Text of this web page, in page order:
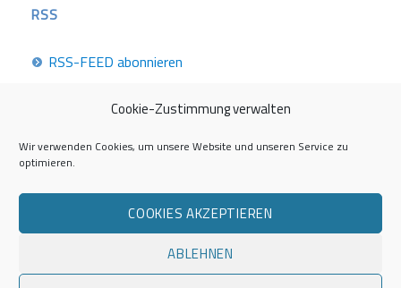
Cookie-Zustimmung verwalten
Wir verwenden Cookies, um unsere Website und unseren Service zu
optimieren.
COOKIES AKZEPTIEREN
ABLEHNEN
RSS
RSS-FEED abonnieren
Career Week 2026
Die Career Center im Überblick
Kontakt zur AG Career Service